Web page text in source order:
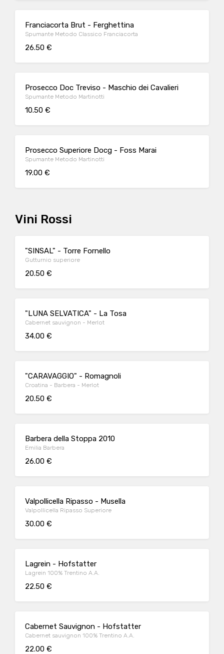
Franciacorta Brut - Ferghettina
Spumante Metodo Classico Franciacorta
26.50 €
Prosecco Doc Treviso - Maschio dei Cavalieri
Spumante Metodo Martinotti
10.50 €
Prosecco Superiore Docg - Foss Marai
Spumante Metodo Martinotti
19.00 €
Vini Rossi
"SINSAL" - Torre Fornello
Gutturnio superiore
20.50 €
"LUNA SELVATICA" - La Tosa
Cabernet sauvignon - Merlot
34.00 €
"CARAVAGGIO" - Romagnoli
Croatina - Barbera - Merlot
20.50 €
Barbera della Stoppa 2010
Emilia Barbera
26.00 €
Valpollicella Ripasso - Musella
Valpollicella Ripasso Superiore
30.00 €
Lagrein - Hofstatter
Lagrein 100% Trentino A.A.
22.50 €
Cabernet Sauvignon - Hofstatter
Cabernet sauvignon 100% Trentino A.A.
22.00 €